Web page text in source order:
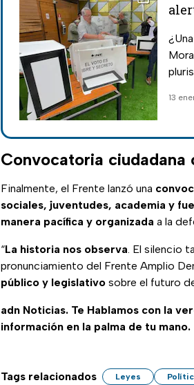
13
Convocatoria
Finalmente, el Frente lanzó una
sociales, juventudes, academia y
manera pacífica y organizada a la
“La historia nos observa . El silencio
pronunciamiento del Frente Amplio
público y legislativo sobre el futuro
adn Noticias. Te Hablamos con la
información en la palma de tu mano.
Tags relacionados Leyes